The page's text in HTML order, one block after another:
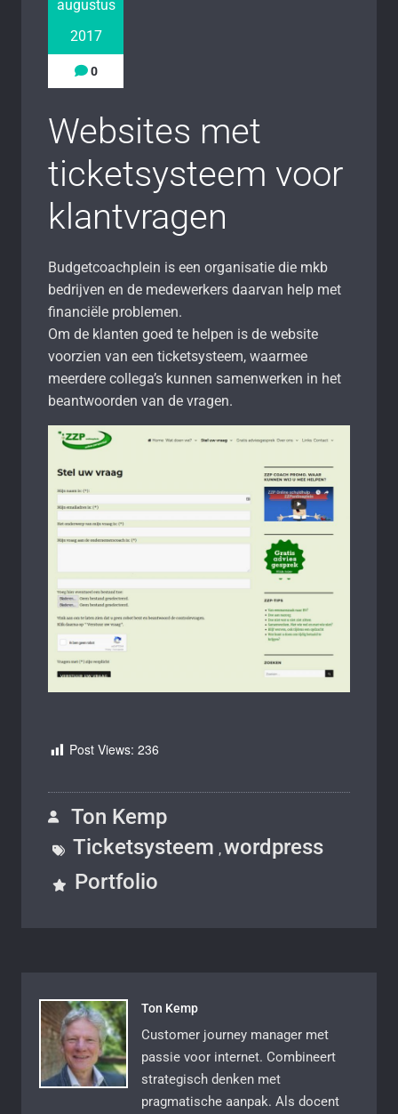
augustus
2017
0
Websites met
ticketsysteem voor
klantvragen
Budgetcoachplein is een organisatie die mkb
bedrijven en de medewerkers daarvan help met
financiële problemen.
Om de klanten goed te helpen is de website
voorzien van een ticketsysteem, waarmee
meerdere collega’s kunnen samenwerken in het
beantwoorden van de vragen.
Post Views: 236
Ton Kemp
Ticketsysteem ,wordpress
Portfolio
Ton Kemp
Customer journey manager met
passie voor internet. Combineert
strategisch denken met
pragmatische aanpak. Als docent